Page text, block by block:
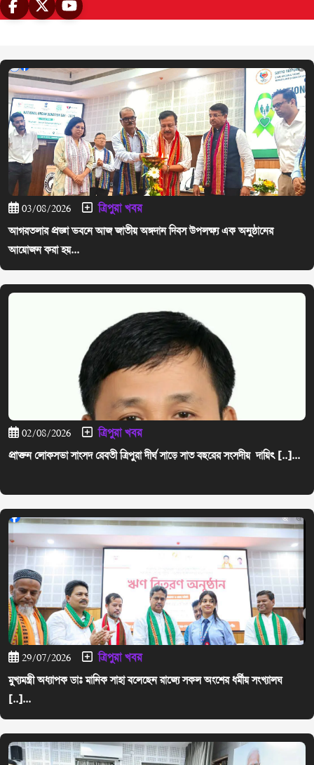
03/08/2026 ত্রিপুরা খবর
আগরতলার প্রজ্ঞা ভবনে আজ জাতীয় অঙ্গদান দিবস উপলক্ষ্য এক অনুষ্ঠানের
আয়োজন করা হয়...
02/08/2026 ত্রিপুরা খবর
প্রাক্তন লোকসভা সাংসদ রেবতী ত্রিপুরা দীর্ঘ সাড়ে সাত বছরের সংসদীয় দায়িত্ [..]...
29/07/2026 ত্রিপুরা খবর
মুখ্যমন্ত্রী অধ্যাপক ডাঃ মানিক সাহা বলেছেন রাজ্যে সকল অংশের ধর্মীয় সংখ্যালঘ
[..]...